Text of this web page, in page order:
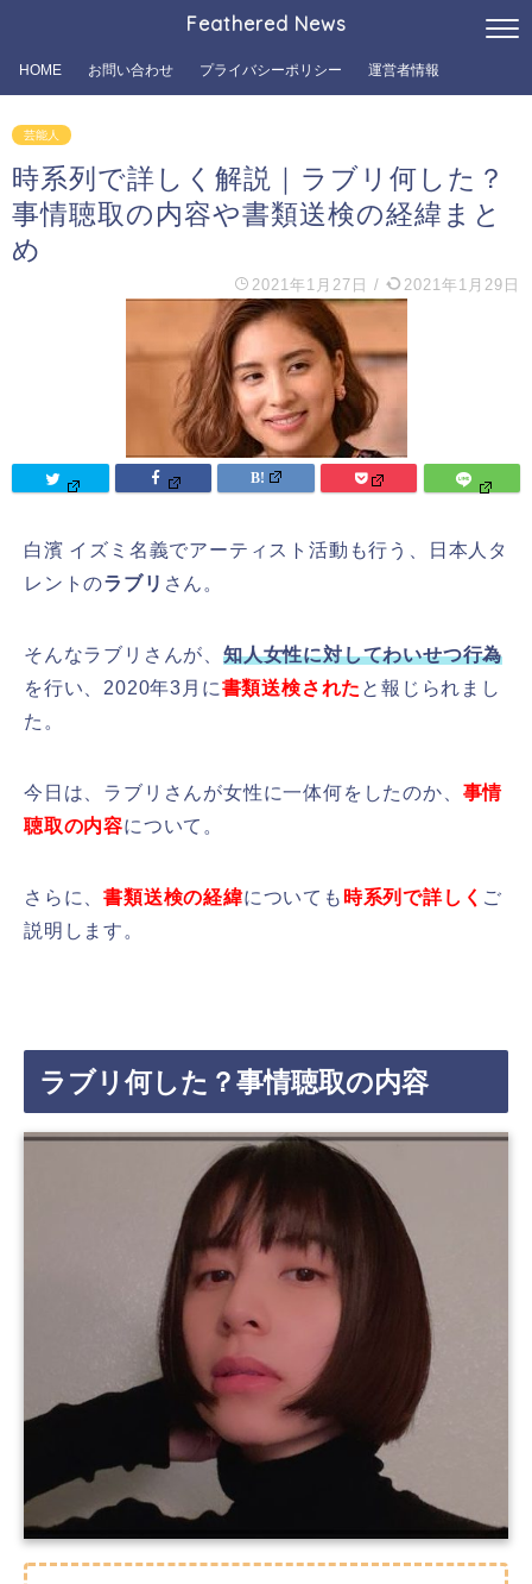
Feathered News
HOME お問い合わせ プライバシーポリシー 運営者情報
芸能人
時系列で詳しく解説｜ラブリ何した？
事情聴取の内容や書類送検の経緯まと
め
2021年1月27日 / 2021年1月29日
白濱 イズミ名義でアーティスト活動も行う、日本人タ
レントのラブリ さん。
そんなラブリさんが、 知人女性に対してわいせつ行為
を行い、2020年3月に書類送検された と報じられまし
た。
今日は、ラブリさんが女性に一体何をしたのか、 事情
聴取の内容について。
さらに、書類送検の経緯についても 時系列で詳しく ご
説明します。
ラブリ何した？事情聴取の内容